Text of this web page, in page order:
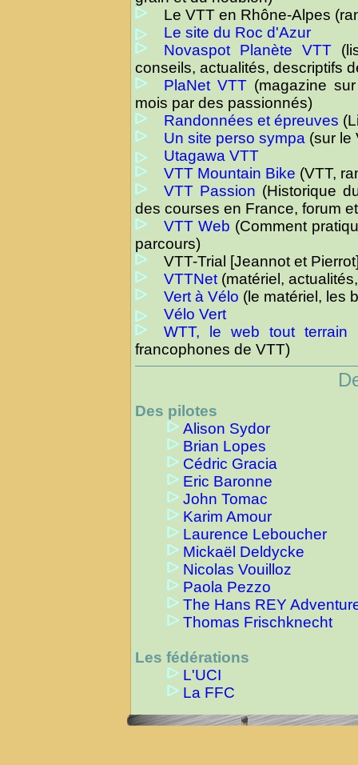
Le VTT en Rhône-Alpes
Le site du Roc d'Azur
Novaspot Planète VTT
conseils, actualités, descriptifs
PlaNet VTT (magazine
mois par des passionnés)
Randonnées et épreuves
Un site perso sympa (sur le
Utagawa VTT
VTT Mountain Bike (VTT,
VTT Passion (Historique
des courses en France, forum
VTT Web (Comment
parcours)
VTT-Trial [Jeannot et
VTTNet (matériel,
Vert à Vélo (le matériel, les
Vélo Vert
WTT, le web tout terrain
francophones de VTT)
Des pilotes
Alison Sydor
Brian Lopes
Cédric Gracia
Eric Baronne
John Tomac
Karim Amour
Laurence Leboucher
Mickaël Deldycke
Nicolas Vouilloz
Paola Pezzo
The Hans REY
Thomas Frischknecht
Les fédérations
L'UCI
La FFC